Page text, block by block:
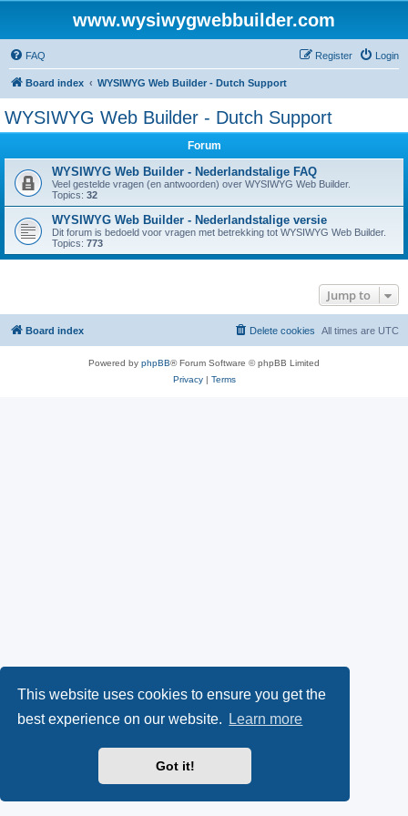
This website uses cookies to ensure you get the
best experience on our website.
Learn more
Got it!
www.wysiwygwebbuilder.com
FAQ Login
Register
Board index WYSIWYG Web Builder - Dutch Support
WYSIWYG Web Builder - Dutch Support
Forum
WYSIWYG Web Builder - Nederlandstalige FAQ
Veel gestelde vragen (en antwoorden) over WYSIWYG Web Builder.
Topics: 32
WYSIWYG Web Builder - Nederlandstalige versie
Dit forum is bedoeld voor vragen met betrekking tot WYSIWYG Web Builder.
Topics: 773
Jump to
Board index All times are UTC
Delete cookies
Powered by phpBB® Forum Software © phpBB Limited
Privacy| Terms